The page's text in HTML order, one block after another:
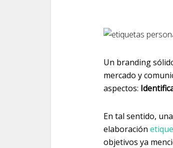
Un branding
mercado y
aspectos:
En tal sentido,
elaboración
objetivos ya